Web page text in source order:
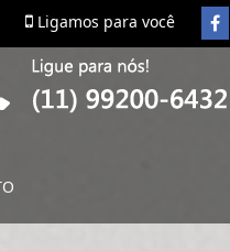
Ligamos para você